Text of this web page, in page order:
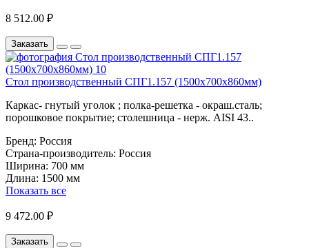
8 512.00 ₽
Заказать
Стол производственный СПГ1.157 (1500х700х860мм)
Каркас- гнутый уголок ; полка-решетка - окраш.сталь;
порошковое покрытие; столешница - нерж. AISI 43..
Бренд: Россия
Страна-производитель: Россия
Ширина: 700 мм
Длина: 1500 мм
Показать все
9 472.00 ₽
Заказать